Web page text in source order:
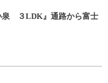
泉 ３LDK』通路から富士